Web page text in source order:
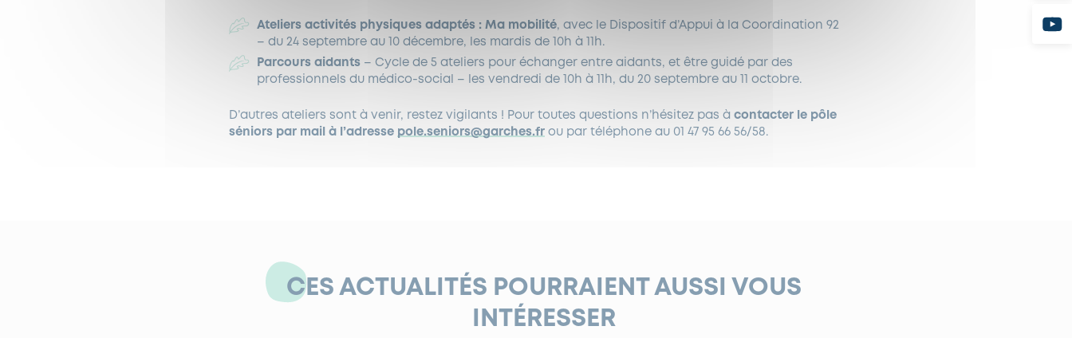
Ateliers activités physiques adaptés : Ma mobilité, avec le Dispositif d’Appui à la Coordination 92
– du 24 septembre au 10 décembre, les mardis de 10h à 11h.
Parcours aidants – Cycle de 5 ateliers pour échanger entre aidants, et être guidé par des
professionnels du médico-social – les vendredi de 10h à 11h, du 20 septembre au 11 octobre.
D’autres ateliers sont à venir, restez vigilants ! Pour toutes questions n’hésitez pas à contacter le pôle
séniors par mail à l’adresse pole.seniors@garches.frou par téléphone au 01 47 95 66 56/58.
CES ACTUALITÉS POURRAIENT AUSSI VOUS
INTÉRESSER